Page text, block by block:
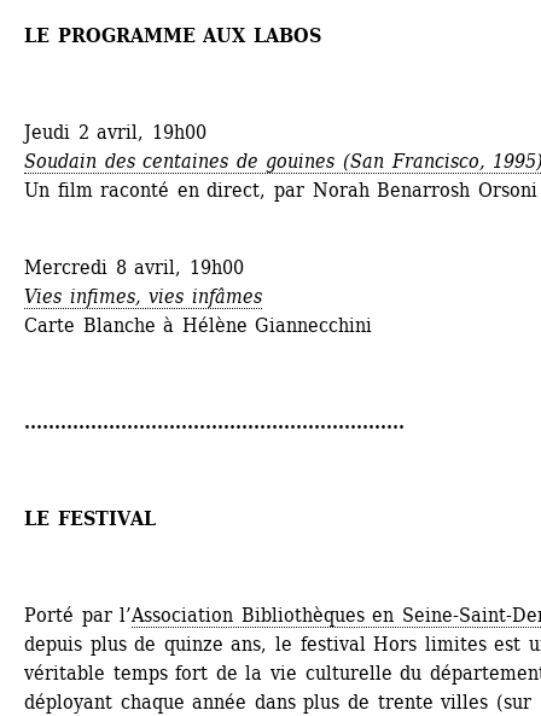
LE PROGRAMME AUX LABOS
Jeudi 2 avril, 19h00
Soudain des centaines de gouines (San Francisco,
Un film raconté en direct, par Norah Benarrosh Orsoni
Mercredi 8 avril, 19h00
Vies infimes, vies infâmes
Carte Blanche à Hélène Giannecchini
...............................................................
LE FESTIVAL
Porté par l’Association Bibliothèques en Seine-Saint-
depuis plus de quinze ans, le festival Hors limites est
véritable temps fort de la vie culturelle du
déployant chaque année dans plus de trente villes (sur